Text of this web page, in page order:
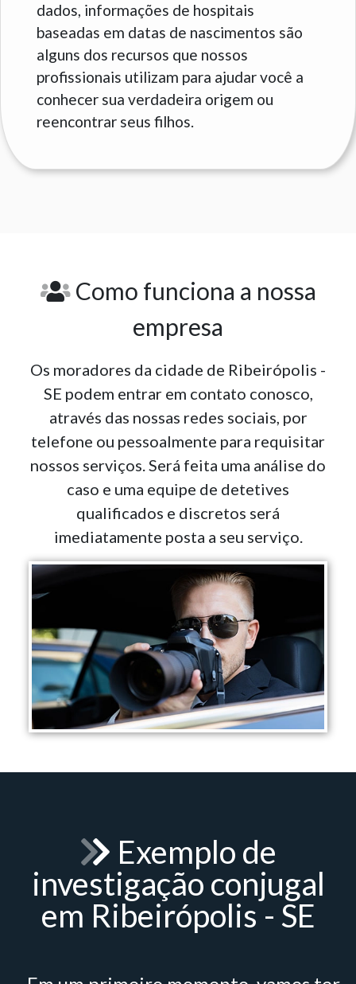
dados, informações de hospitais
baseadas em datas de nascimentos são
alguns dos recursos que nossos
profissionais utilizam para ajudar você a
conhecer sua verdadeira origem ou
reencontrar seus filhos.
Como funciona a nossa
empresa
Os moradores da cidade de Ribeirópolis -
SE podem entrar em contato conosco,
através das nossas redes sociais, por
telefone ou pessoalmente para requisitar
nossos serviços. Será feita uma análise do
caso e uma equipe de detetives
qualificados e discretos será
imediatamente posta a seu serviço.
Exemplo de
investigação conjugal
em Ribeirópolis - SE